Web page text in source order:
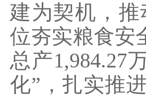
建为契机，
位夯实粮食安
总产1,984.27
化”，扎实推